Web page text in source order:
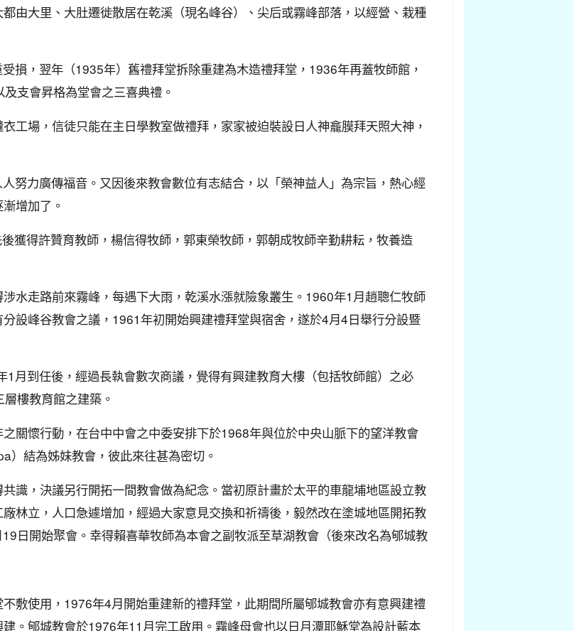
由大里、大肚遷徙散居在乾溪（現名峰谷）、尖后或霧峰部落，以經營、栽種
損，翌年（1935年）舊禮拜堂拆除重建為木造禮拜堂，1936年再蓋牧師館，
支會昇格為堂會之三喜典禮。
工場，信徒只能在主日學教室做禮拜，家家被迫裝設日人神龕膜拜天照大神，
努力廣傳福音。又因後來教會數位有志結合，以「榮神益人」為宗旨，熱心經
增加了。
獲得許贊育教師，楊信得牧師，郭東榮牧師，郭朝成牧師辛勤耕耘，牧養造
水走路前來霧峰，每遇下大雨，乾溪水漲就險象叢生。1960年1月趙聰仁牧師
設峰谷教會之議，1961年初開始興建禮拜堂與宿舍，遂於4月4日舉行分設暨
月到任後，經過長執會數次商議，覺得有興建教育大樓（包括牧師館）之必
樓教育館之建築。
關懷行動，在台中中會之中委安排下於1968年與位於中央山脈下的望洋教會
）結為姊妹教會，彼此來往甚為密切。
識，決議另行開拓一間教會做為紀念。當初原計畫於太平的車龍埔地區設立教
林立，人口急遽增加，經過大家意見交換和祈禱後，毅然改在塗城地區開拓教
日開始聚會。幸得賴喜華牧師為本會之副牧派至草湖教會（後來改名為郇城教
敷使用，1976年4月開始重建新的禮拜堂，此期間所屬郇城教會亦有意興建禮
。郇城教會於1976年11月完工啟用。霧峰母會也以日月潭耶穌堂為設計藍本